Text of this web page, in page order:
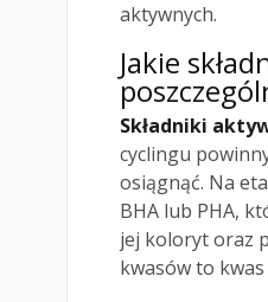
aktywnych.
Jakie
Składniki
cyclingu
osiągnąć. Na
BHA lub PHA,
jej koloryt oraz
kwasów to